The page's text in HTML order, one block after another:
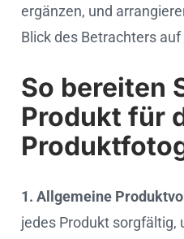
ergänzen, und
Blick des Betrachters
So bereiten
Produkt für
1. Allgemeine
jedes Produkt sorgfältig,